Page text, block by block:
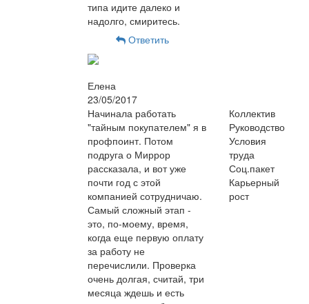
типа идите далеко и
надолго, смиритесь.
Ответить
Елена
23/05/2017
Начинала работать
"тайным покупателем" я в
профпоинт. Потом
подруга о Миррор
рассказала, и вот уже
почти год с этой
компанией сотрудничаю.
Самый сложный этап -
это, по-моему, время,
когда еще первую оплату
за работу не
перечислили. Проверка
очень долгая, считай, три
месяца ждешь и есть
Коллектив
Руководство
Условия
труда
Соц.пакет
Карьерный
рост